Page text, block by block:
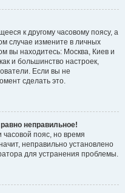
к другому часовому поясу, а
случае измените в личных
вы находитесь: Москва, Киев и
и большинство настроек,
Если вы не
сделать это.
неправильное!
часовой пояс, но время
неправильно установлено
для устранения проблемы.